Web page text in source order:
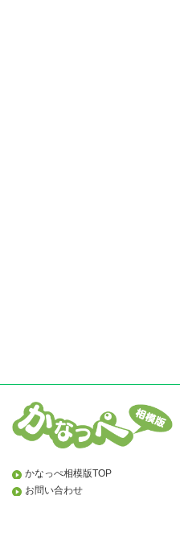
かなっぺ相模版TOP
お問い合わせ